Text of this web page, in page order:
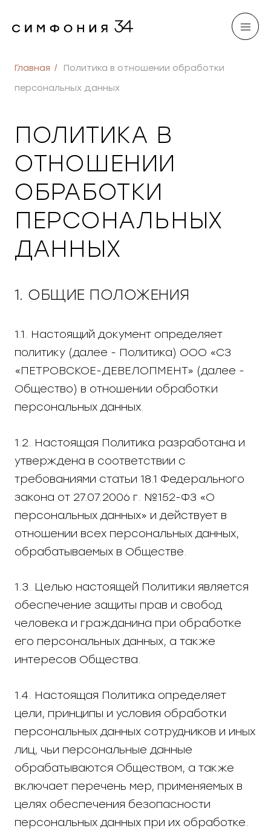
Главная
Политика в отношении обработки
персональных данных
ПОЛИТИКА В
ОТНОШЕНИИ
ОБРАБОТКИ
ПЕРСОНАЛЬНЫХ
ДАННЫХ
1. ОБЩИЕ ПОЛОЖЕНИЯ
1.1. Настоящий документ определяет
политику (далее - Политика) ООО «СЗ
«ПЕТРОВСКОЕ-ДЕВЕЛОПМЕНТ» (далее -
Общество) в отношении обработки
персональных данных.
1.2. Настоящая Политика разработана и
утверждена в соответствии с
требованиями статьи 18.1 Федерального
закона от 27.07.2006 г. №152-ФЗ «О
персональных данных» и действует в
отношении всех персональных данных,
обрабатываемых в Обществе.
1.3. Целью настоящей Политики является
обеспечение защиты прав и свобод
человека и гражданина при обработке
его персональных данных, а также
интересов Общества.
1.4. Настоящая Политика определяет
цели, принципы и условия обработки
персональных данных сотрудников и иных
лиц, чьи персональные данные
обрабатываются Обществом, а также
включает перечень мер, применяемых в
целях обеспечения безопасности
персональных данных при их обработке.